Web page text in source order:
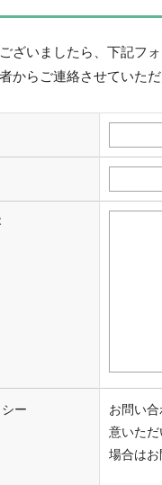
ざいましたら、下記フ
からご連絡させていた
ー
お問い
意いた
場合は